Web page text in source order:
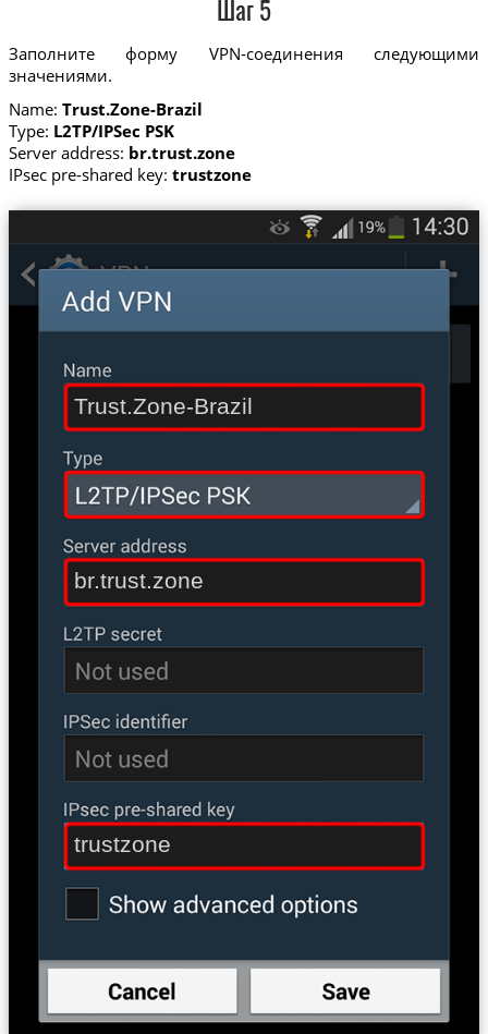
Шаг 5
Заполните форму VPN-соединения следующими
значениями.
Name: Trust.Zone-Brazil
Type: L2TP/IPSec PSK
Server address: br.trust.zone
IPsec pre-shared key: trustzone
Trust.Zone-Brazil
br.trust.zone
trustzone